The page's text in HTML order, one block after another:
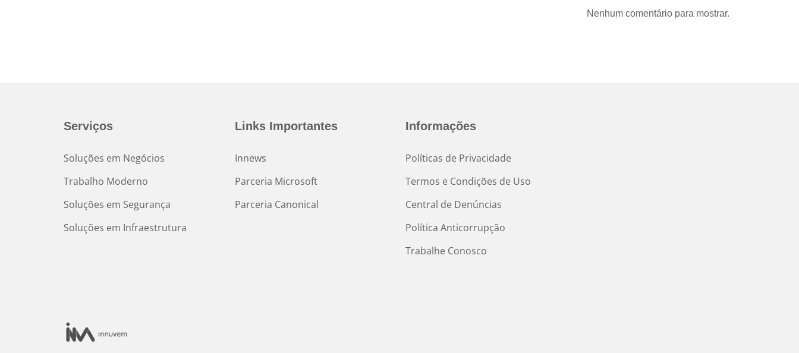
Nenhum comentário para mostrar.
Serviços
Soluções em Negócios
Trabalho Moderno
Soluções em Segurança
Soluções em Infraestrutura
Links Importantes
Innews
Parceria Microsoft
Parceria Canonical
Informações
Políticas de Privacidade
Termos e Condições de Uso
Central de Denúncias
Política Anticorrupção
Trabalhe Conosco